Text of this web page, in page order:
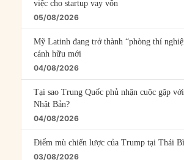
việc cho startup vay vốn
05/08/2026
Mỹ Latinh đang trở thành “phòng thí
cánh hữu mới
04/08/2026
Tại sao Trung Quốc phủ nhận cuộc gặp
Nhật Bản?
04/08/2026
Điểm mù chiến lược của Trump tại Thái
03/08/2026